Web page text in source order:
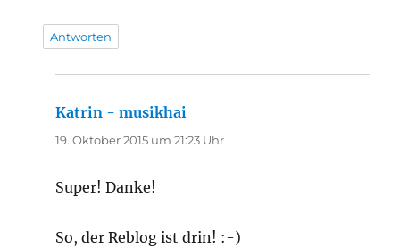
Antworten
Katrin - musikhai
19. Oktober 2015 um 21:23 Uhr
Super! Danke!
So, der Reblog ist drin! :-)